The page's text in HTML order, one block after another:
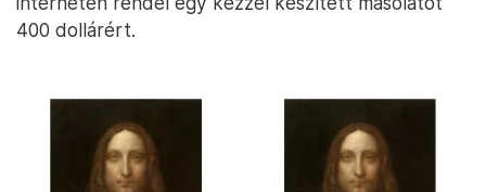
400 dollárért.